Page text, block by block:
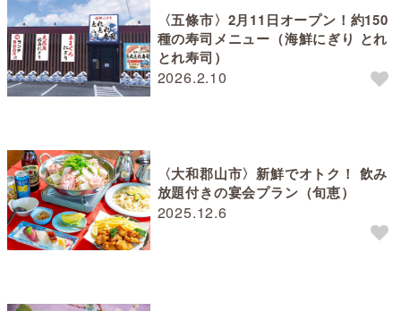
2026.2.10
〈五條市〉2月11日オープン！約150
種の寿司メニュー（海鮮にぎり とれ
とれ寿司）
2025.12.6
〈大和郡山市〉新鮮でオトク！ 飲み
放題付きの宴会プラン（旬恵）